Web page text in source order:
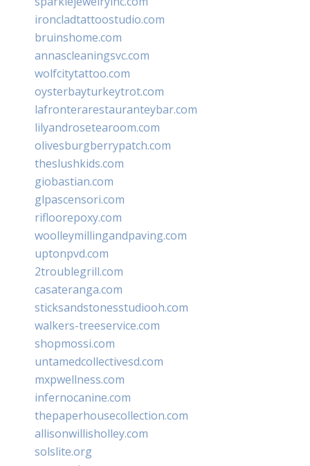
ironcladtattoostudio.com
bruinshome.com
annascleaningsvc.com
wolfcitytattoo.com
oysterbayturkeytrot.com
lafronterarestauranteybar.com
lilyandrosetearoom.com
olivesburgberrypatch.com
theslushkids.com
giobastian.com
glpascensori.com
rifloorepoxy.com
woolleymillingandpaving.com
uptonpvd.com
2troublegrill.com
casateranga.com
sticksandstonesstudiooh.com
walkers-treeservice.com
shopmossi.com
untamedcollectivesd.com
mxpwellness.com
infernocanine.com
thepaperhousecollection.com
allisonwillisholley.com
solslite.org